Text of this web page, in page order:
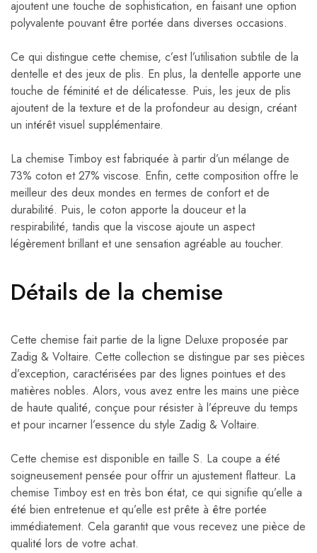
ajoutent une touche de sophistication, en faisant une option
polyvalente pouvant être portée dans diverses occasions.
Ce qui distingue cette chemise, c’est l’utilisation subtile de la
dentelle et des jeux de plis. En plus, la dentelle apporte une
touche de féminité et de délicatesse. Puis, les jeux de plis
ajoutent de la texture et de la profondeur au design, créant
un intérêt visuel supplémentaire.
La chemise Timboy est fabriquée à partir d’un mélange de
73% coton et 27% viscose. Enfin, cette composition offre le
meilleur des deux mondes en termes de confort et de
durabilité. Puis, le coton apporte la douceur et la
respirabilité, tandis que la viscose ajoute un aspect
légèrement brillant et une sensation agréable au toucher.
Détails de la chemise
Cette chemise fait partie de la ligne Deluxe proposée par
Zadig & Voltaire. Cette collection se distingue par ses pièces
d’exception, caractérisées par des lignes pointues et des
matières nobles. Alors, vous avez entre les mains une pièce
de haute qualité, conçue pour résister à l’épreuve du temps
et pour incarner l’essence du style Zadig & Voltaire.
Cette chemise est disponible en taille S. La coupe a été
soigneusement pensée pour offrir un ajustement flatteur. La
chemise Timboy est en très bon état, ce qui signifie qu’elle a
été bien entretenue et qu’elle est prête à être portée
immédiatement. Cela garantit que vous recevez une pièce de
qualité lors de votre achat.